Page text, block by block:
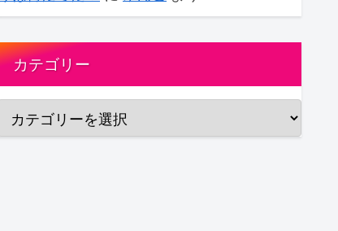
カテゴリー